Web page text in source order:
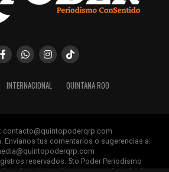
INTERNACIONAL QUINTANA ROO
contacto@quintopoderqrp.com
Envíanos tus comentarios o sugerencias a:
reservados. 5to Poder Periodismo